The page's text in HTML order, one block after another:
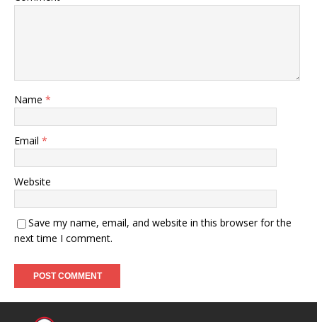
Name *
Email *
Website
Save my name, email, and website in this browser for the
next time I comment.